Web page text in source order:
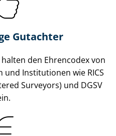
Gutachter
den Ehrencodex von
Institutionen wie RICS
Surveyors) und DGSV